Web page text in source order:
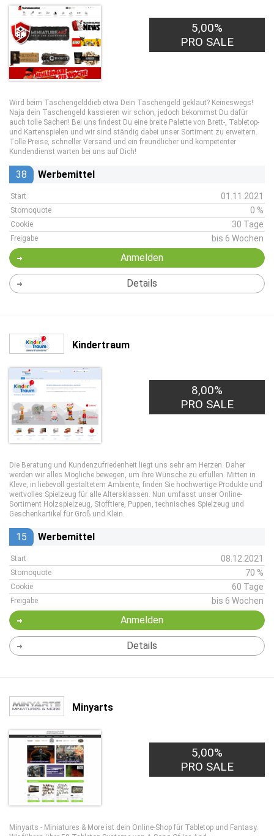
5,00%
PRO SALE
Wird beim Taschengelddieb etwa Dein Taschengeld geklaut? Keineswegs!
Naja dein Taschengeld kassieren wir schon, jedoch bekommst Du dafür
auch tolle Sachen! Bei uns findest Du eine breite Palette von Brett-, Tabletop-
und Kartenspielen und wir sind ständig dabei unser Sortiment zu erweitern.
Tolle Preise, schneller Versand und ein freundlicher und kompetenter
Kundendienst warten bei uns auf Dich!
38 Werbemittel
Start 01.11.2021
Stornoquote 0 %
Cookie 30 Tage
Freigabe bis 6 Wochen
Anmelden
Details
Kindertraum
8,00%
PRO SALE
Die Beratung und Kundenzufriedenheit liegt uns sehr am Herzen. Daher
werden wir alles Mögliche bewegen, um Ihre Wünsche zu erfüllen. Mitten in
Kleve, in liebevoll gestaltetem Ambiente, finden Sie hochwertige Produkte und
wertvolles Spielzeug für alle Altersklassen. Nun umfasst unser Online-
Sortiment Holzspielzeug, Stofftiere, Puppen, technisches Spielzeug und
Geschenkartikel für Groß und Klein.
15 Werbemittel
Start 08.12.2021
Stornoquote 70 %
Cookie 60 Tage
Freigabe bis 6 Wochen
Anmelden
Details
Minyarts
5,00%
PRO SALE
Minyarts - Miniatures & More ist dein Online-Shop für Tabletop und Fantasy.